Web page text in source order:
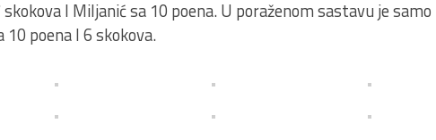
I Miljanić sa 10 poena. U poraženom sastavu je samo
poena I 6 skokova.